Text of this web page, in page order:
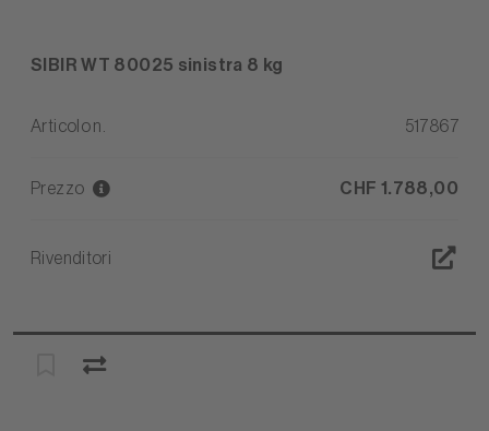
SIBIR WT 80025 sinistra 8 kg
Articolo n. 517867
Prezzo CHF 1.788,00
Rivenditori